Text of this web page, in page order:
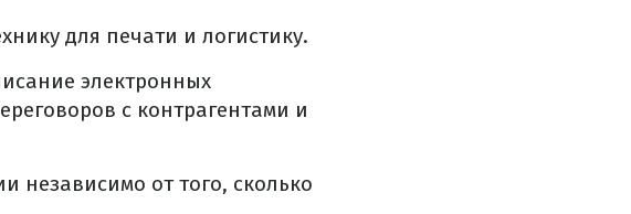
для печати и логистику.
электронных
с контрагентами и
независимо от того, сколько